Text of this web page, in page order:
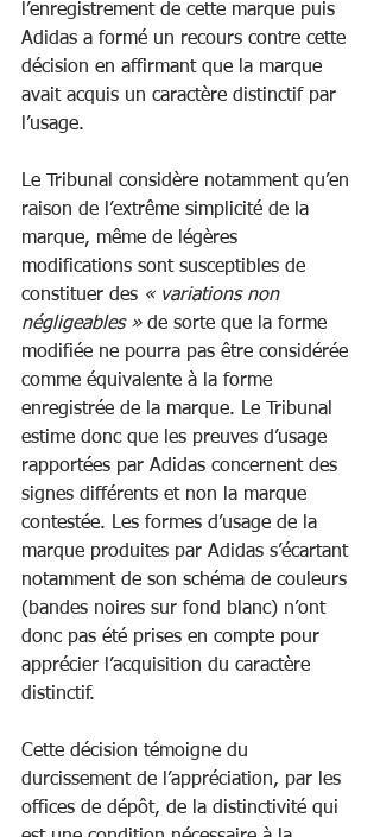
l’enregistrement de cette marque puis
Adidas a formé un recours contre cette
décision en affirmant que la marque
avait acquis un caractère distinctif par
l’usage.
Le Tribunal considère notamment qu’en
raison de l’extrême simplicité de la
marque, même de légères
modifications sont susceptibles de
constituer des « variations non
négligeables » de sorte que la forme
modifiée ne pourra pas être considérée
comme équivalente à la forme
enregistrée de la marque. Le Tribunal
estime donc que les preuves d’usage
rapportées par Adidas concernent des
signes différents et non la marque
contestée. Les formes d’usage de la
marque produites par Adidas s’écartant
notamment de son schéma de couleurs
(bandes noires sur fond blanc) n’ont
donc pas été prises en compte pour
apprécier l’acquisition du caractère
distinctif.
Cette décision témoigne du
durcissement de l’appréciation, par les
offices de dépôt, de la distinctivité qui